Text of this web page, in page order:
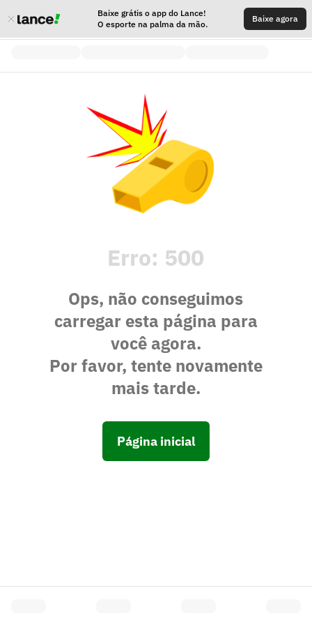
Baixe grátis o app do Lance!
O esporte na palma da mão.
Baixe agora
Erro: 500
Ops, não conseguimos
carregar esta página para
você agora.
Por favor, tente novamente
mais tarde.
Página inicial